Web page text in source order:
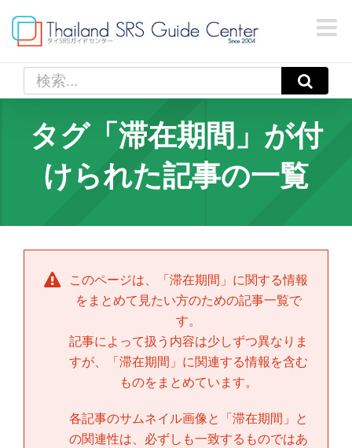
content
索
タグ「滞在期間」が付
けられた記事の一覧
このページは、「 滞在期間 」に関する情報
をまとめて見たい方のための記事一覧で
す。
記事によって扱う内容は少しずつ異なりま
すが、「 滞在期間 」に関連する情報を含む
ものをまとめています。
各記事のサムネイル画像と「 滞在期間 」と
の関連性は、必ずしも一致するものではあ